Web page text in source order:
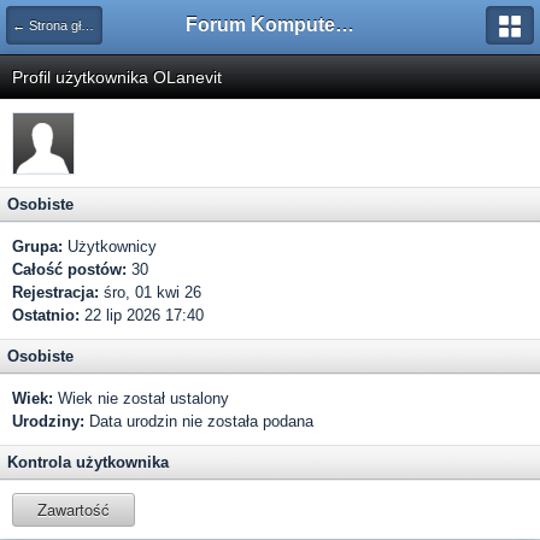
← Strona główna Forum Komputerowe PCFoster.pl
Profil użytkownika OLanevit
Osobiste
Grupa: Użytkownicy
Całość postów: 30
Rejestracja: śro, 01 kwi 26
Ostatnio: 22 lip 2026 17:40
Osobiste
Wiek: Wiek nie został ustalony
Urodziny: Data urodzin nie została podana
Kontrola użytkownika
Zawartość